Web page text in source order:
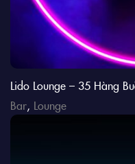
Lido Lounge – 35 Hàng
Bar, Lounge